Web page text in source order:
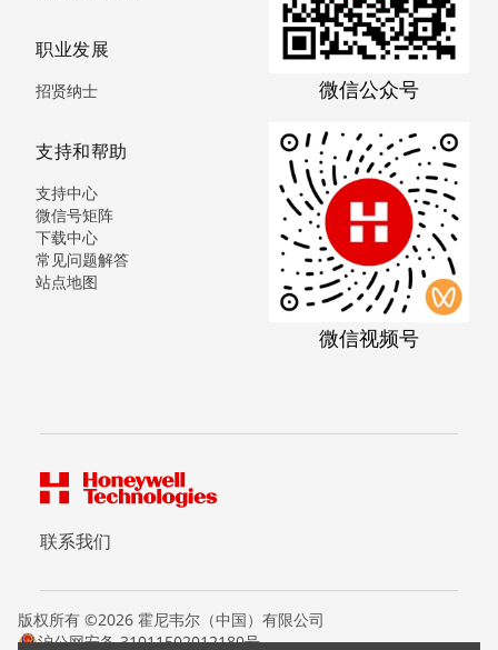
职业发展
招贤纳士
支持和帮助
支持中心
微信号矩阵
下载中心
常见问题解答
站点地图
微信公众号
微信视频号
联系我们
版权所有 ©2026 霍尼韦尔（中国）有限公司
沪公网安备 31011502012180号